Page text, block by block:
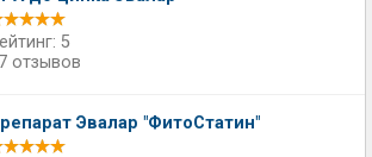
5
отзывов
Эвалар "ФитоСтатин"